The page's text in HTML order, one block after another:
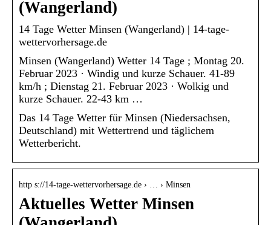
(Wangerland)
14 Tage Wetter Minsen (Wangerland) | 14-tage-
wettervorhersage.de
Minsen (Wangerland) Wetter 14 Tage ; Montag 20.
Februar 2023 · Windig und kurze Schauer. 41-89
km/h ; Dienstag 21. Februar 2023 · Wolkig und
kurze Schauer. 22-43 km …
Das 14 Tage Wetter für Minsen (Niedersachsen,
Deutschland) mit Wettertrend und täglichem
Wetterbericht.
http s://14-tage-wettervorhersage.de › … › Minsen
Aktuelles Wetter Minsen